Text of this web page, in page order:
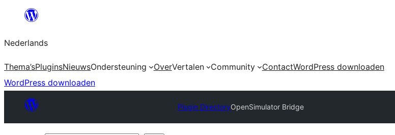
de
inhoud
Nederlands
Thema’sPluginsNieuwsOndersteuning OverVertalen Community ContactWordPress downloaden
WordPress downloaden
Plugin DirectoryOpenSimulator Bridge